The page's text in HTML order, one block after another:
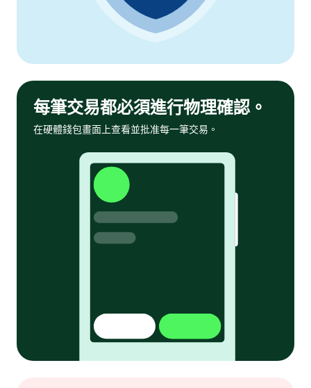
每筆交易都必須進行物理確認。
在硬體錢包畫面上查看並批准每一筆交易。